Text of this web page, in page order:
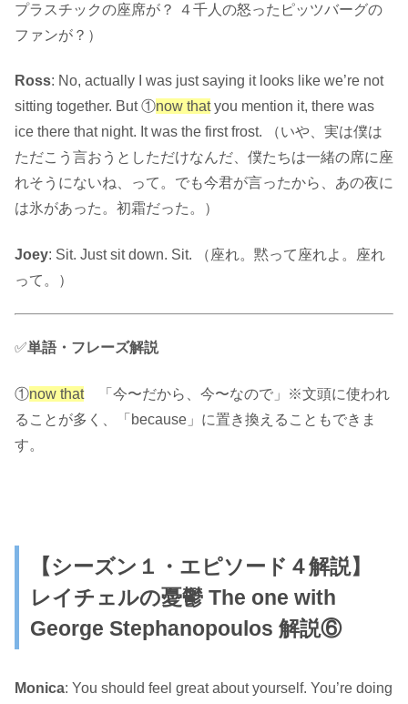
プラスチックの座席が？ ４千人の怒ったピッツバーグの
ファンが？）
Ross: No, actually I was just saying it looks like we’re not
sitting together. But ①now thatyou mention it, there was
ice there that night. It was the first frost. （いや、実は僕は
ただこう言おうとしただけなんだ、僕たちは一緒の席に座
れそうにないね、って。でも今君が言ったから、あの夜に
は氷があった。初霜だった。）
Joey: Sit. Just sit down. Sit. （座れ。黙って座れよ。座れ
って。）
✅単語・フレーズ解説
①now that「今〜だから、今〜なので」※文頭に使われ
ることが多く、「because」に置き換えることもできま
す。
【シーズン１・エピソード４解説】
レイチェルの憂鬱 The one with
George Stephanopoulos 解説⑥
Monica: You should feel great about yourself. You’re doing